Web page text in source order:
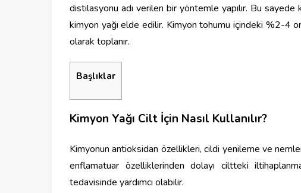
distilasyonu adı verilen bir yöntemle yapılır. Bu sayede
kimyon yağı elde edilir. Kimyon tohumu içindeki %2-4
olarak toplanır.
Başlıklar
Kimyon Yağı Cilt İçin Nasıl Kullanılır?
Kimyonun antioksidan özellikleri, cildi yenileme ve
enflamatuar özelliklerinden dolayı ciltteki
tedavisinde yardımcı olabilir.